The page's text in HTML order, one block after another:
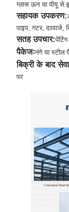
ग्लास ऊन या पीयू
सहायक उपकरण:
पाइप, गटर, दरवाजे,
सतह उपचार:
पैकेजःनंगे या
बिक्री के बाद
पर